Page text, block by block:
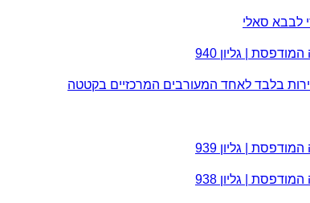
לבבא סאלי
| גליון 940
בלבד לאחד המעורבים המרכזיים בקטטה
| גליון 939
| גליון 938